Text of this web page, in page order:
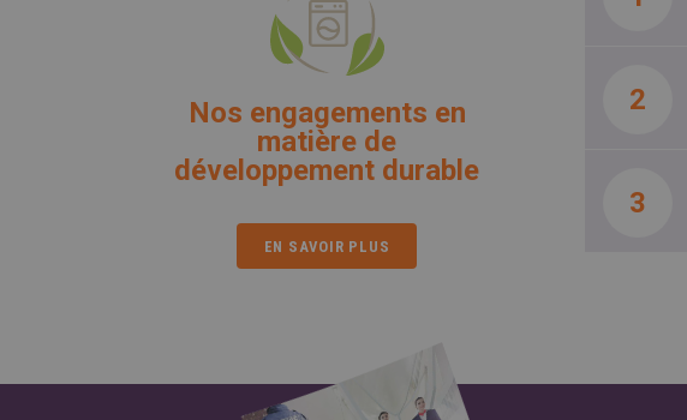
Nos engagements en
matière de
développement durable
EN SAVOIR PLUS